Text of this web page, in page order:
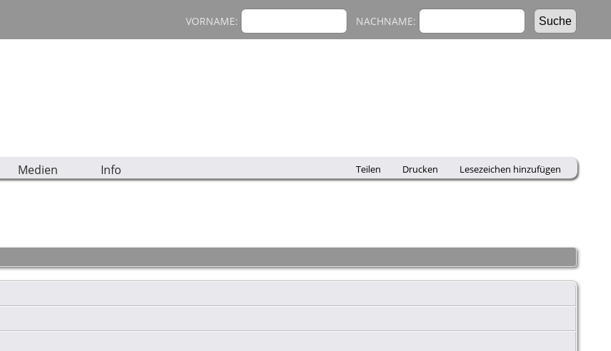
VORNAME: NACHNAME:
Medien Info Teilen Drucken Lesezeichen hinzufügen